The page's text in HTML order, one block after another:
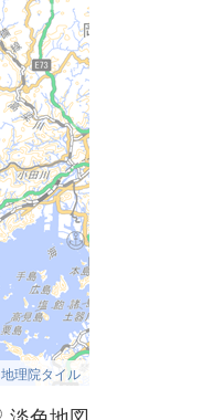
地理院タイル